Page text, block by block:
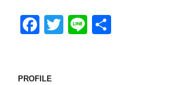
F
T
Li
PROFILE